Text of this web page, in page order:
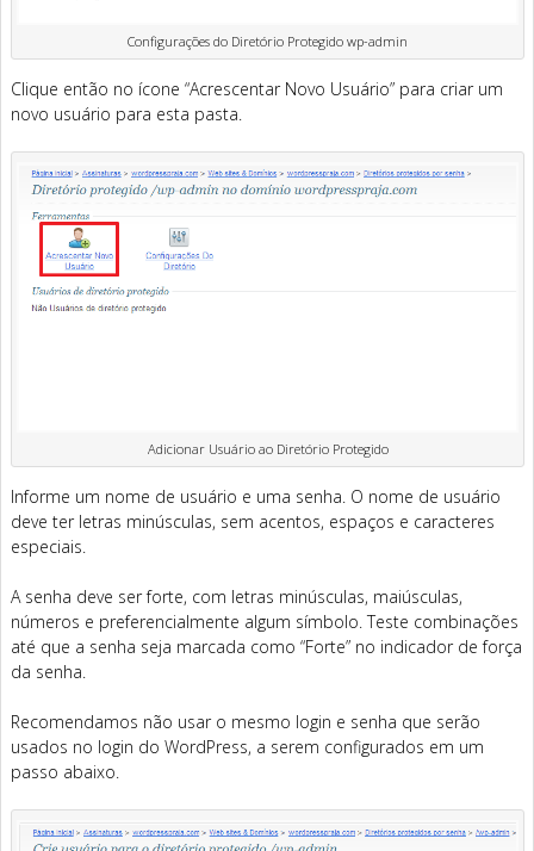
Configurações do Diretório Protegido wp-admin
Clique então no ícone “Acrescentar Novo Usuário” para criar um
novo usuário para esta pasta.
Adicionar Usuário ao Diretório Protegido
Informe um nome de usuário e uma senha. O nome de usuário
deve ter letras minúsculas, sem acentos, espaços e caracteres
especiais.
A senha deve ser forte, com letras minúsculas, maiúsculas,
números e preferencialmente algum símbolo. Teste combinações
até que a senha seja marcada como “Forte” no indicador de força
da senha.
Recomendamos não usar o mesmo login e senha que serão
usados no login do WordPress, a serem configurados em um
passo abaixo.